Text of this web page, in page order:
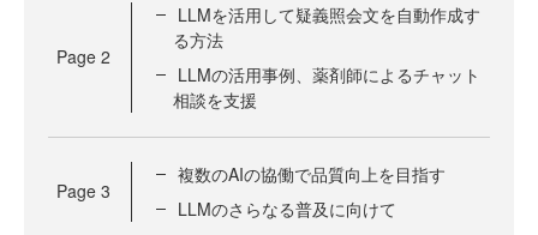
Page 2
LLMを活用して疑義照会文を自動作成す
る方法
LLMの活用事例、薬剤師によるチャット
相談を支援
Page 3
複数のAIの協働で品質向上を目指す
LLMのさらなる普及に向けて